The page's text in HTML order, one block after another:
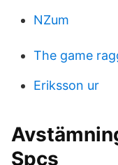
NZum
The game
Eriksson ur
Spcs